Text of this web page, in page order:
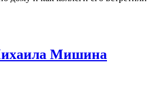
Мишина